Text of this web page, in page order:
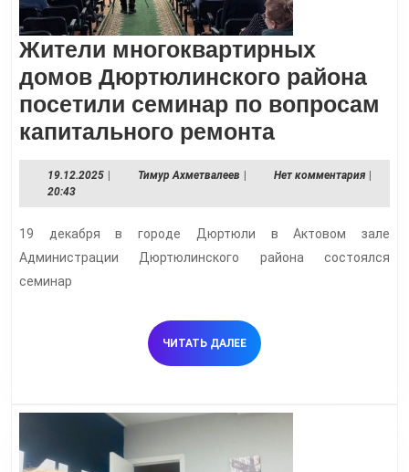
Жители многоквартирных
домов Дюртюлинского района
посетили семинар по вопросам
капитального ремонтаЖители
домов
района
посетили
19.12.202519.12.2025Тимур АхметвалеевТимур
Нет комментария
20:43
19 декабря в городе Дюртюли в Актовом зале
Администрации Дюртюлинского района состоялся
семинар
ЧИТАТЬ ДАЛЕЕЧИТАТЬ
ДАЛЕЕ